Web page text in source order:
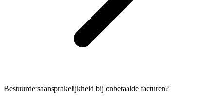
Bestuurdersaansprakelijkheid bij onbetaalde facturen?